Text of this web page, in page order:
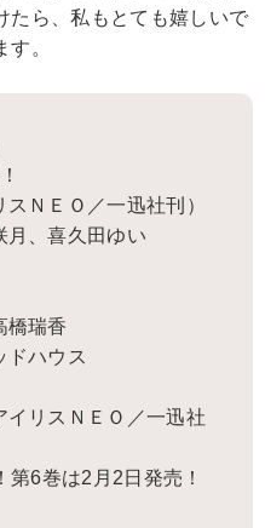
たら、私もとても嬉しいで
。
ＮＥＯ／一迅社刊）
月、喜久田ゆい
橋瑞香
ドハウス
イリスＮＥＯ／一迅社
6巻は2月2日発売！